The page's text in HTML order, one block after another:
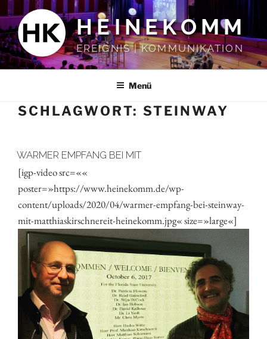
Inhalt
springen
HEINEKOMM
EREIGNIS | KOMMUNIKATION
Menü
SCHLAGWORT: STEINWAY
WARMER EMPFANG BEI MIT
[igp-video src=««
poster=»https://www.heinekomm.de/wp-
content/uploads/2020/04/warmer-empfang-bei-steinway-
mit-matthiaskirschnereit-heinekomm.jpg« size=»large«]